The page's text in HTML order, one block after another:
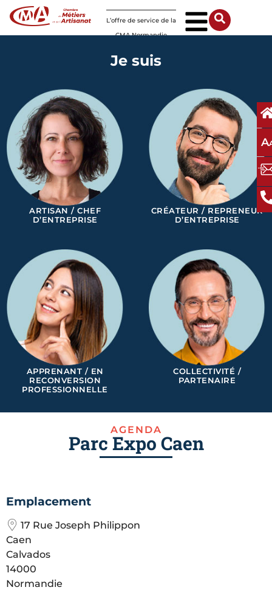
L’offre de service de la
CMA Normandie
A
Je suis
ARTISAN / CHEF
D’ENTREPRISE
CRÉATEUR / REPRENEUR
D’ENTREPRISE
APPRENANT / EN
RECONVERSION
PROFESSIONNELLE
COLLECTIVITÉ /
PARTENAIRE
AGENDA
Parc Expo Caen
Emplacement
17 Rue Joseph Philippon
Caen
Calvados
14000
Normandie
Panneau de gestion des cookies